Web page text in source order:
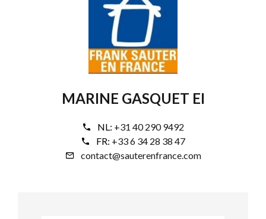
MARINE GASQUET EI
NL: +31 40 290 9492
FR: +33 6 34 28 38 47
contact@sauterenfrance.com